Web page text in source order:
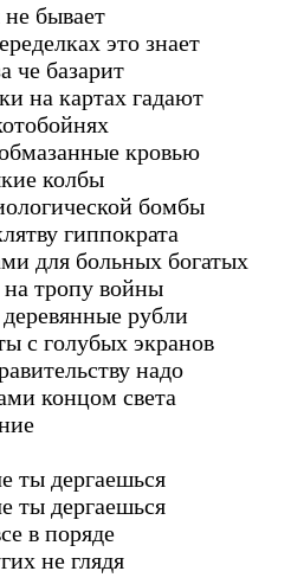
бывает
это знает
че базарит
на картах гадают
кровью
колбы
бомбы
гиппократа
для больных богатых
тропу войны
рубли
с голубых экранов
надо
концом света
ты дергаешься
ты дергаешься
в поряде
не глядя